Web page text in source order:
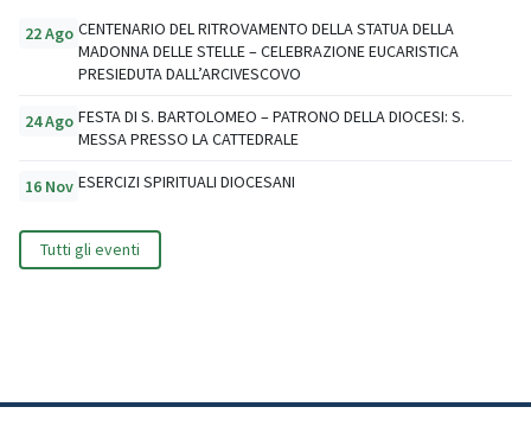
22 Ago CENTENARIO DEL RITROVAMENTO DELLA STATUA DELLA
MADONNA DELLE STELLE – CELEBRAZIONE EUCARISTICA
PRESIEDUTA DALL’ARCIVESCOVO
24 Ago FESTA DI S. BARTOLOMEO – PATRONO DELLA DIOCESI: S.
MESSA PRESSO LA CATTEDRALE
16 Nov ESERCIZI SPIRITUALI DIOCESANI
Tutti gli eventi